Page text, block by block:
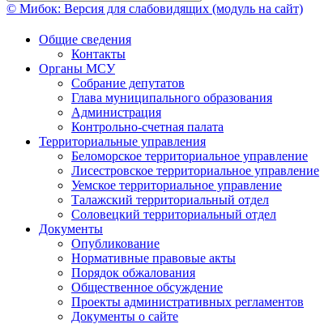
© Мибок: Версия для слабовидящих (модуль на сайт)
Общие сведения
Контакты
Органы МСУ
Собрание депутатов
Глава муниципального образования
Администрация
Контрольно-счетная палата
Территориальные управления
Беломорское территориальное управление
Лисестровское территориальное управление
Уемское территориальное управление
Талажский территориальный отдел
Соловецкий территориальный отдел
Документы
Опубликование
Нормативные правовые акты
Порядок обжалования
Общественное обсуждение
Проекты административных регламентов
Документы о сайте